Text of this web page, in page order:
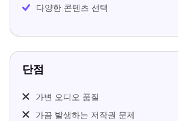
다양한 콘텐츠 선택
단점
가변 오디오 품질
가끔 발생하는 저작권 문제